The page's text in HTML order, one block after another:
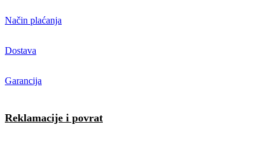
Način plaćanja
Dostava
Garancija
Reklamacije i povrat